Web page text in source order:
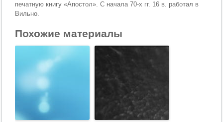
печатную книгу «Апостол». С начала 70-х гг. 16 в. работал в
Вильно.
Похожие материалы